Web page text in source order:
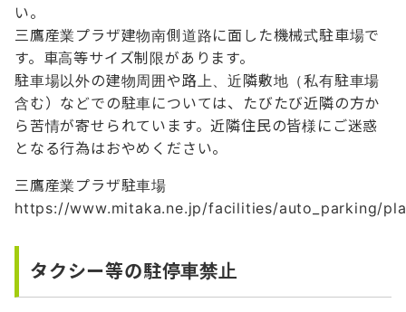
い。
三鷹産業プラザ建物南側道路に面した機械式駐車場で
す。車高等サイズ制限があります。
駐車場以外の建物周囲や路上、近隣敷地（私有駐車場
含む）などでの駐車については、たびたび近隣の方か
ら苦情が寄せられています。近隣住民の皆様にご迷惑
となる行為はおやめください。
三鷹産業プラザ駐車場
https://www.mitaka.ne.jp/facilities/auto_parking/
タクシー等の駐停車禁止